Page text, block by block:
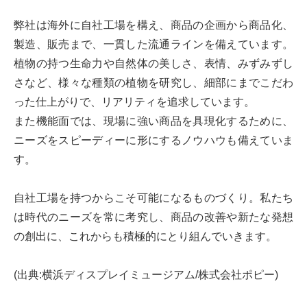
弊社は海外に自社工場を構え、商品の企画から商品化、
製造、販売まで、一貫した流通ラインを備えています。
植物の持つ生命力や自然体の美しさ、表情、みずみずし
さなど、様々な種類の植物を研究し、細部にまでこだわ
った仕上がりで、リアリティを追求しています。
また機能面では、現場に強い商品を具現化するために、
ニーズをスピーディーに形にするノウハウも備えていま
す。
自社工場を持つからこそ可能になるものづくり。私たち
は時代のニーズを常に考究し、商品の改善や新たな発想
の創出に、これからも積極的にとり組んでいきます。
(出典:横浜ディスプレイミュージアム/株式会社ポピー)